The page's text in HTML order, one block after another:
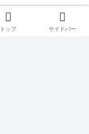
トップ サイドバー